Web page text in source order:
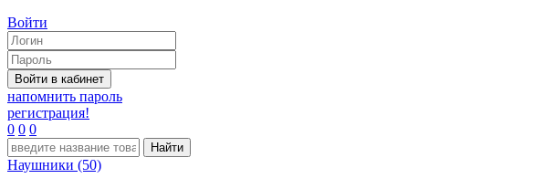
Войти
напомнить пароль
регистрация!
0 0 0
Наушники (50)